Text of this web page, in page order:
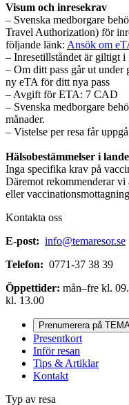
Visum och inresekrav
– Svenska medborgare
Travel Authorization) för
följande länk: Ansök om
– Inresetillståndet är giltigt i
– Om ditt pass går ut under
ny eTA för ditt nya pass
– Avgift för ETA: 7 CAD
– Svenska medborgare
månader.
– Vistelse per resa får
Hälsobestämmelser i
Inga specifika krav på
Däremot rekommenderar vi
eller
Kontakta oss
E-post: info@temaresor.se
Telefon: 0771-37 38 39
Öppettider: mån–fre kl.
kl. 13.00
Prenumerera på
Presentkort
Inför resan
Tips & Artiklar
Kontakt
Typ av resa